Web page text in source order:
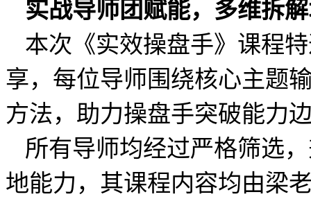
实战导师团赋能，多维拆
本次《实效操盘手》课程
享，每位导师围绕核心主题
方法，助力操盘手突破能力
所有导师均经过严格筛选
地能力，其课程内容均由梁